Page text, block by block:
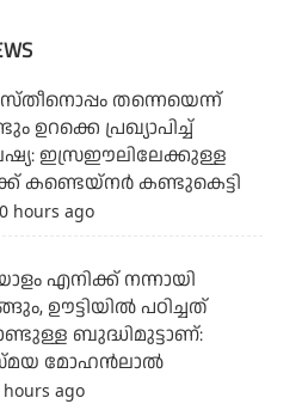
തന്നെയെന്ന്
ഉറക്കെ പ്രഖ്യാപിച്ച്
ഇസ്രഈലിലേക്കുള്ള
കണ്ടെയ്‌നര്‍ കണ്ടുകെട്ടി
hours ago
എനിക്ക് നന്നായി
ഊട്ടിയില്‍ പഠിച്ചത്
ബുദ്ധിമുട്ടാണ്:
മോഹന്‍ലാല്‍
hours ago